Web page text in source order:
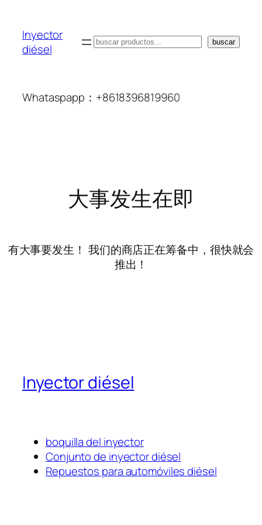
Inyector
diésel
搜
buscar
Whataspapp：+8618396819960
大事发生在即
有大事要发生！ 我们的商店正在筹备中，很快就会
推出！
Inyector diésel
boquilla del inyector
Conjunto de inyector diésel
Repuestos para automóviles diésel